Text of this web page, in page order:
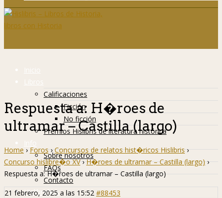
Inicio
Libros
Calificaciones
Ficción
No ficción
Premios Hislibris de literatura histórica
Info
Sobre nosotros
FAQs
Contacto
Hislibreños
Respuesta a: H�roes de
ultramar – Castilla (largo)
Home › Foros › Concursos de relatos hist�ricos Hislibris ›
Concurso hislibre�o XV › H�roes de ultramar – Castilla (largo) ›
Respuesta a: H�roes de ultramar – Castilla (largo)
21 febrero, 2025 a las 15:52 #88453